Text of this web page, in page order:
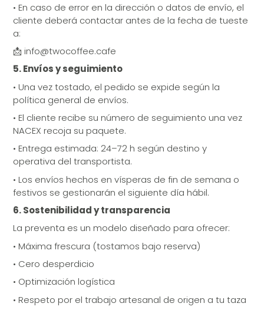
• En caso de error en la dirección o datos de envío, el
cliente deberá contactar antes de la fecha de tueste
a:
📩 info@twocoffee.cafe
5. Envíos y seguimiento
• Una vez tostado, el pedido se expide según la
política general de envíos.
• El cliente recibe su número de seguimiento una vez
NACEX recoja su paquete.
• Entrega estimada: 24–72 h según destino y
operativa del transportista.
• Los envíos hechos en vísperas de fin de semana o
festivos se gestionarán el siguiente día hábil.
6. Sostenibilidad y transparencia
La preventa es un modelo diseñado para ofrecer:
• Máxima frescura (tostamos bajo reserva)
• Cero desperdicio
• Optimización logística
• Respeto por el trabajo artesanal de origen a tu taza